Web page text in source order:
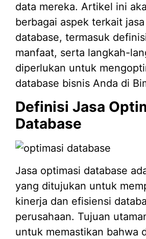
data mereka. Artikel ini
berbagai aspek terkait
database, termasuk
manfaat, serta langkah-
diperlukan untuk
database bisnis Anda di
Definisi Jasa
Database
Jasa optimasi database
yang ditujukan untuk
kinerja dan efisiensi
perusahaan. Tujuan
untuk memastikan bahwa